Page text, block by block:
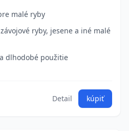
malé ryby
ryby, jesene a iné malé
dlhodobé použitie
Detail kúpiť